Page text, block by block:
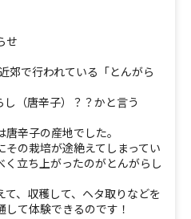
せ
郊で行われている「とんがら
し（唐辛子）？？かと言う
辛子の産地でした。
その栽培が途絶えてしまってい
く立ち上がったのがとんがらし
、収穫して、ヘタ取りなどを
て体験できるのです！